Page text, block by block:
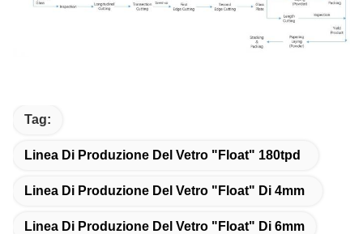
Tag:
Linea Di Produzione Del Vetro "float" 180tpd
Linea Di Produzione Del Vetro "float" Di 4mm
Linea Di Produzione Del Vetro "float" Di 6mm